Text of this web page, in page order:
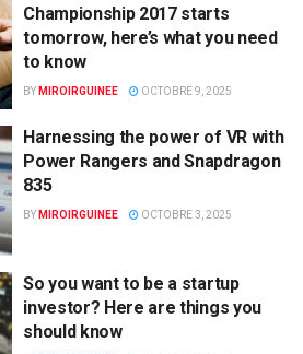
Championship 2017 starts
tomorrow, here’s what you need
to know
BY MIROIRGUINEE OCTOBRE 9, 2025
Harnessing the power of VR with
Power Rangers and Snapdragon
835
BY MIROIRGUINEE OCTOBRE 3, 2025
So you want to be a startup
investor? Here are things you
should know